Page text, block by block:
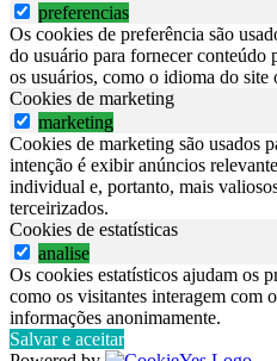
preferencias
Os cookies de preferência são
do usuário para fornecer conteúdo
os usuários, como o idioma do site
Cookies de marketing
marketing
Cookies de marketing são usados
intenção é exibir anúncios
individual e, portanto, mais
terceirizados.
Cookies de estatísticas
analise
Os cookies estatísticos ajudam os
como os visitantes interagem com
informações anonimamente.
Salvar e aceitar